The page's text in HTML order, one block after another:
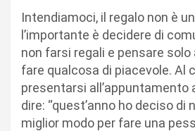
Intendiamoci, il regalo non è
l’importante è decidere di
non farsi regali e pensare
fare qualcosa di piacevole. Al
presentarsi all’appuntamento
dire: “quest’anno ho deciso di
miglior modo per fare una